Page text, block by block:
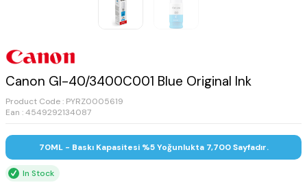
Canon GI-40/3400C001 Blue Original Ink
Product Code : PYRZ0005619
Ean : 4549292134087
70ML - Baskı Kapasitesi %5 Yoğunlukta 7,700 Sayfadır.
In Stock